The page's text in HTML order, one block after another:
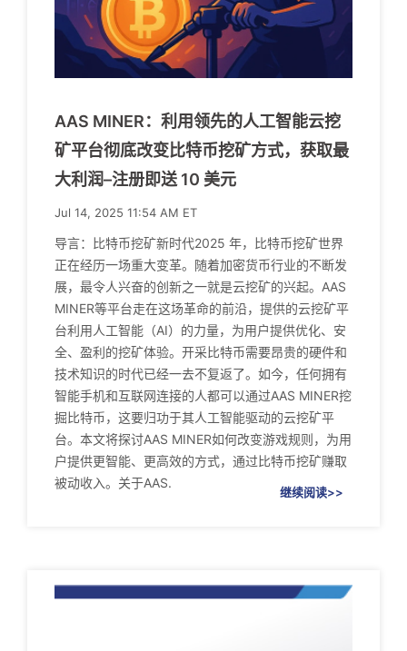
AAS MINER：利用领先的人工智能云挖
矿平台彻底改变比特币挖矿方式，获取最
大利润–注册即送 10 美元
Jul 14, 2025 11:54 AM ET
导言：比特币挖矿新时代2025 年，比特币挖矿世界
正在经历一场重大变革。随着加密货币行业的不断发
展，最令人兴奋的创新之一就是云挖矿的兴起。AAS
MINER等平台走在这场革命的前沿，提供的云挖矿平
台利用人工智能（AI）的力量，为用户提供优化、安
全、盈利的挖矿体验。开采比特币需要昂贵的硬件和
技术知识的时代已经一去不复返了。如今，任何拥有
智能手机和互联网连接的人都可以通过AAS MINER挖
掘比特币，这要归功于其人工智能驱动的云挖矿平
台。本文将探讨AAS MINER如何改变游戏规则，为用
户提供更智能、更高效的方式，通过比特币挖矿赚取
被动收入。关于AAS.
继续阅读>>